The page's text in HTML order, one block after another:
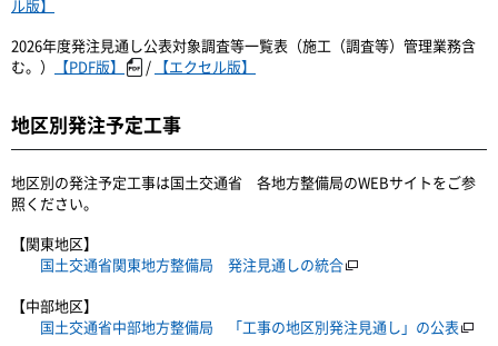
ル版】
2026年度発注見通し公表対象調査等一覧表（施工（調査等）管理業務含
む。）
【PDF版】 / 【エクセル版】
地区別発注予定工事
地区別の発注予定工事は国土交通省 各地方整備局のWEBサイトをご参
照ください。
【関東地区】
国土交通省関東地方整備局 発注見通しの統合
【中部地区】
国土交通省中部地方整備局 「工事の地区別発注見通し」の公表